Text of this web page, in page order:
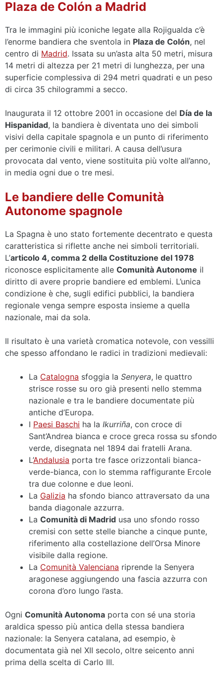
Plaza de Colón a Madrid
Tra le immagini più iconiche legate alla Rojigualda c’è
l’enorme bandiera che sventola in Plaza de Colón, nel
centro di Madrid. Issata su un’asta alta 50 metri, misura
14 metri di altezza per 21 metri di lunghezza, per una
superficie complessiva di 294 metri quadrati e un peso
di circa 35 chilogrammi a secco.
Inaugurata il 12 ottobre 2001 in occasione del Día de la
Hispanidad, la bandiera è diventata uno dei simboli
visivi della capitale spagnola e un punto di riferimento
per cerimonie civili e militari. A causa dell’usura
provocata dal vento, viene sostituita più volte all’anno,
in media ogni due o tre mesi.
Le bandiere delle Comunità
Autonome spagnole
La Spagna è uno stato fortemente decentrato e questa
caratteristica si riflette anche nei simboli territoriali.
L’articolo 4, comma 2 della Costituzione del 1978
riconosce esplicitamente alle Comunità Autonome il
diritto di avere proprie bandiere ed emblemi. L’unica
condizione è che, sugli edifici pubblici, la bandiera
regionale venga sempre esposta insieme a quella
nazionale, mai da sola.
Il risultato è una varietà cromatica notevole, con vessilli
che spesso affondano le radici in tradizioni medievali:
La Catalogna sfoggia la Senyera, le quattro
strisce rosse su oro già presenti nello stemma
nazionale e tra le bandiere documentate più
antiche d’Europa.
I Paesi Baschi ha la Ikurriña, con croce di
Sant’Andrea bianca e croce greca rossa su sfondo
verde, disegnata nel 1894 dai fratelli Arana.
L’Andalusia porta tre fasce orizzontali bianca-
verde-bianca, con lo stemma raffigurante Ercole
tra due colonne e due leoni.
La Galizia ha sfondo bianco attraversato da una
banda diagonale azzurra.
La Comunità di Madrid usa uno sfondo rosso
cremisi con sette stelle bianche a cinque punte,
riferimento alla costellazione dell’Orsa Minore
visibile dalla regione.
La Comunità Valenciana riprende la Senyera
aragonese aggiungendo una fascia azzurra con
corona d’oro lungo l’asta.
Ogni Comunità Autonoma porta con sé una storia
araldica spesso più antica della stessa bandiera
nazionale: la Senyera catalana, ad esempio, è
documentata già nel XII secolo, oltre seicento anni
prima della scelta di Carlo III.